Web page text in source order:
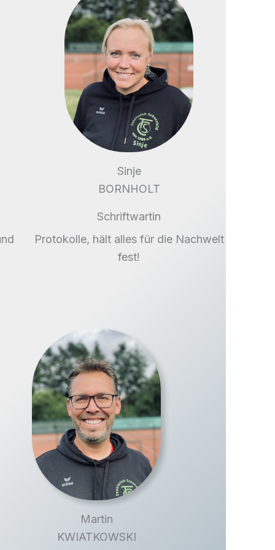
Sinje
BORNHOLT
Schriftwartin
Protokolle, hält alles für die Nachwelt
fest!
Martin
KWIATKOWSKI